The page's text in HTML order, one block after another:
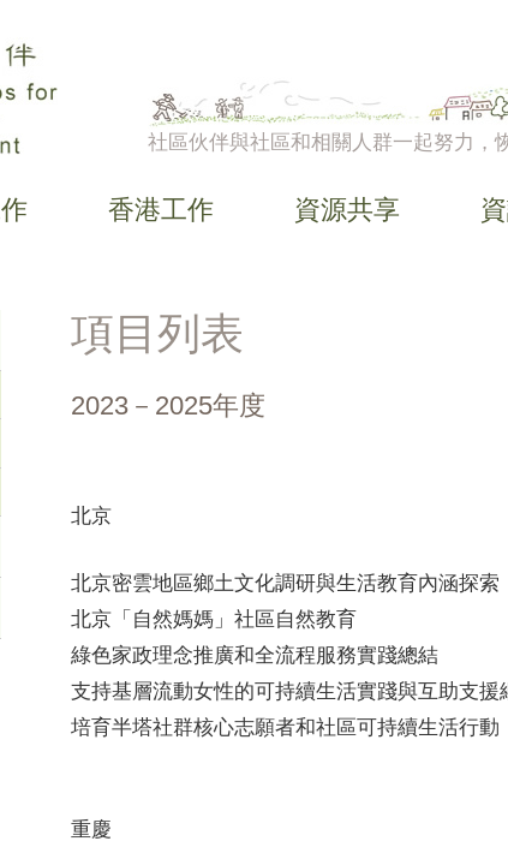
社區伙伴與社區和相關人群一起努力，
香港工作 資源共享
項目列表
2023－2025年度
北京
北京密雲地區鄉土文化調研與生活教育內涵探索
北京「自然媽媽」社區自然教育
綠色家政理念推廣和全流程服務實踐總結
支持基層流動女性的可持續生活實踐與互助支援
培育半塔社群核心志願者和社區可持續生活行動
重慶